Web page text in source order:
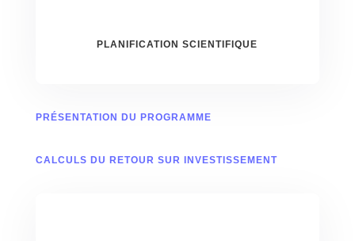
PLANIFICATION SCIENTIFIQUE
PRÉSENTATION DU PROGRAMME
CALCULS DU RETOUR SUR INVESTISSEMENT